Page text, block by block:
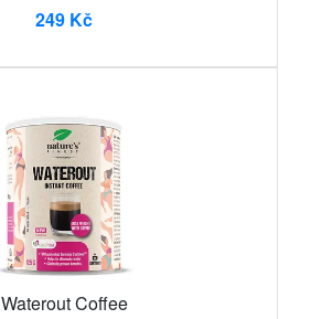
249 Kč
Waterout Coffee